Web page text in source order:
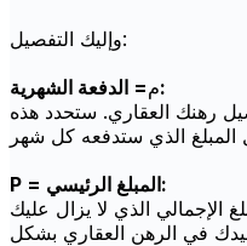
وإليك التفصيل:
م= الدفعة الشهرية:
رهنك العقاري. ستحدد هذه
P = المبلغ الرئيسي:
الإجمالي الذي لا يزال عليك
في الرهن العقاري بشكل